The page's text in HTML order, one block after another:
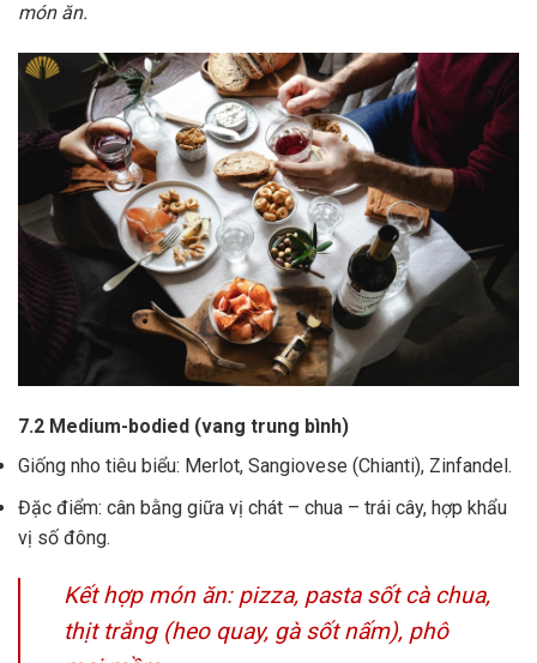
món ăn.
7.2 Medium-bodied (vang trung bình)
Giống nho tiêu biểu: Merlot, Sangiovese (Chianti), Zinfandel.
Đặc điểm: cân bằng giữa vị chát – chua – trái cây, hợp khẩu
vị số đông.
Kết hợp món ăn: pizza, pasta sốt cà chua,
thịt trắng (heo quay, gà sốt nấm), phô